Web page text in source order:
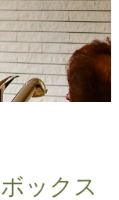
ックス